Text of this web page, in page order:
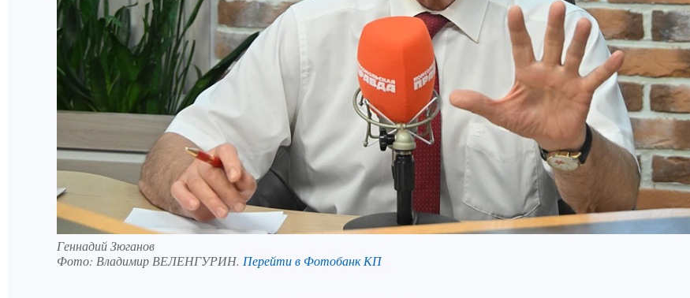
Геннадий Зюганов
Фото: Владимир ВЕЛЕНГУРИН. Перейти в Фотобанк КП